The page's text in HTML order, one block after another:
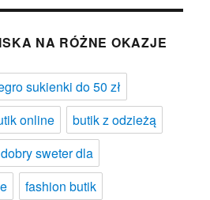
NA RÓŻNE OKAZJE
sukienki do 50 zł
online
butik z odzieżą
dobry sweter dla
fashion butik